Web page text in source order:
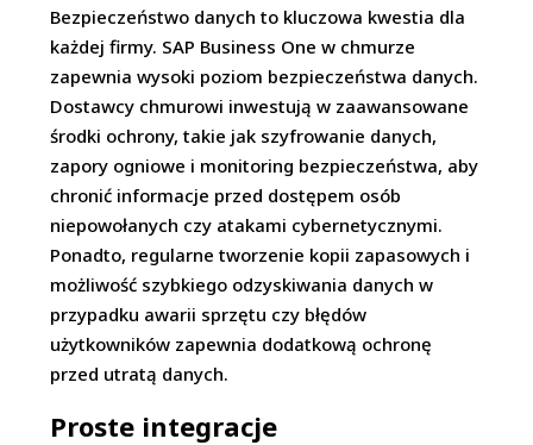
Bezpieczeństwo danych to kluczowa kwestia dla
każdej firmy. SAP Business One w chmurze
zapewnia wysoki poziom bezpieczeństwa danych.
Dostawcy chmurowi inwestują w zaawansowane
środki ochrony, takie jak szyfrowanie danych,
zapory ogniowe i monitoring bezpieczeństwa, aby
chronić informacje przed dostępem osób
niepowołanych czy atakami cybernetycznymi.
Ponadto, regularne tworzenie kopii zapasowych i
możliwość szybkiego odzyskiwania danych w
przypadku awarii sprzętu czy błędów
użytkowników zapewnia dodatkową ochronę
przed utratą danych.
Proste integracje